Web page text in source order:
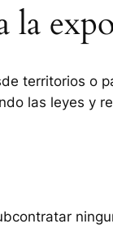
la
territorios o
las leyes y